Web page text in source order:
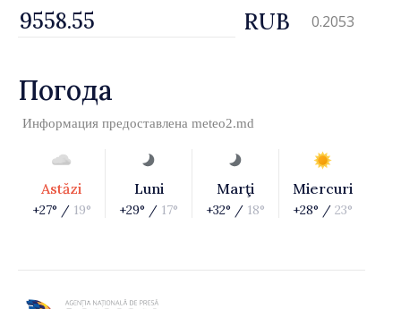
RUB 0.2053
Погода
Информация предоставлена meteo2.md
Astăzi
+27° / 19°
Luni
+29° / 17°
Marţi
+32° / 18°
Miercuri
+28° / 23°